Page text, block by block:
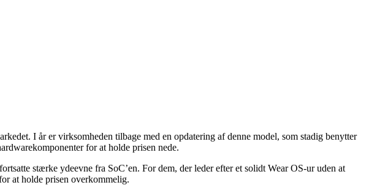
I år er virksomheden tilbage med en opdatering af denne model, som stadig benytter
for at holde prisen nede.
stærke ydeevne fra SoC’en. For dem, der leder efter et solidt Wear OS-ur uden at
at holde prisen overkommelig.